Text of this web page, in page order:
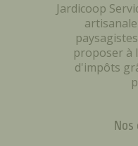
Jardicoop
proposer à
d'impôts
Nos